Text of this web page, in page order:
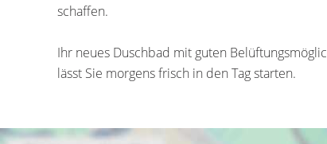
schaffen.
Ihr neues Duschbad mit guten
lässt Sie morgens frisch in den Tag starten.